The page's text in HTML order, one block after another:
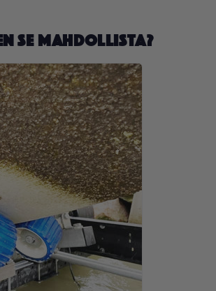
se mahdollista?